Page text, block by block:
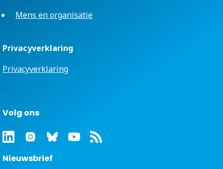
Mens en organisatie
Privacyverklaring
Privacyverklaring
Volg ons
Nieuwsbrief